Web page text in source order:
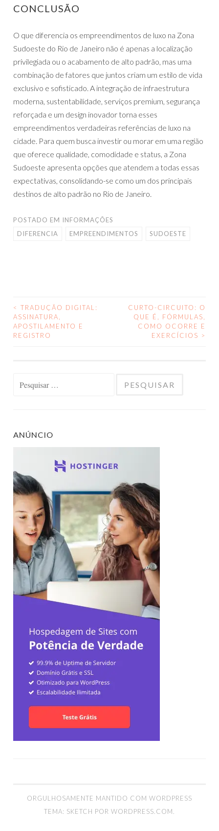
CONCLUSÃO
O que diferencia os empreendimentos de luxo na Zona
Sudoeste do Rio de Janeiro não é apenas a localização
privilegiada ou o acabamento de alto padrão, mas uma
combinação de fatores que juntos criam um estilo de vida
exclusivo e sofisticado. A integração de infraestrutura
moderna, sustentabilidade, serviços premium, segurança
reforçada e um design inovador torna esses
empreendimentos verdadeiras referências de luxo na
cidade. Para quem busca investir ou morar em uma região
que oferece qualidade, comodidade e status, a Zona
Sudoeste apresenta opções que atendem a todas essas
expectativas, consolidando-se como um dos principais
destinos de alto padrão no Rio de Janeiro.
POSTADO EM INFORMAÇÕES
DIFERENCIA
EMPREENDIMENTOS SUDOESTE
NAVEGAÇÃO
DE
< TRADUÇÃO DIGITAL:
ASSINATURA,
APOSTILAMENTO E
REGISTRO
CURTO-CIRCUITO: O
QUE É, FÓRMULAS,
COMO OCORRE E
EXERCÍCIOS >
ANÚNCIO
ORGULHOSAMENTE MANTIDO COM WORDPRESS
TEMA: SKETCH POR WORDPRESS.COM